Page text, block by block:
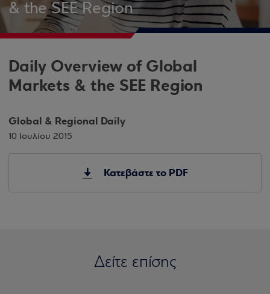
& the SEE Region
Daily Overview of Global
Markets & the SEE Region
Global & Regional Daily
10 Ιουλίου 2015
Κατεβάστε το PDF
Δείτε επίσης